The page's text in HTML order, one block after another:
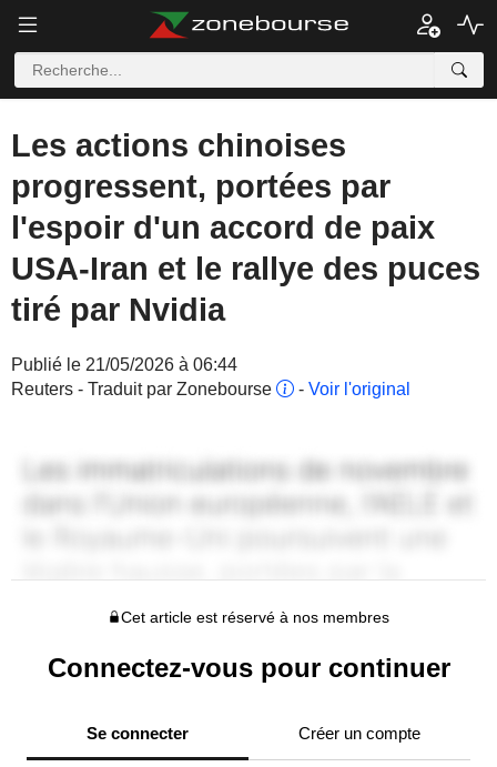
Les actions chinoises
progressent, portées par
l'espoir d'un accord de paix
USA-Iran et le rallye des puces
tiré par Nvidia
Publié le 21/05/2026 à 06:44
Reuters - Traduit par Zonebourse
- Voir l'original
Cet article est réservé à nos membres
Connectez-vous pour continuer
Se connecter Créer un compte